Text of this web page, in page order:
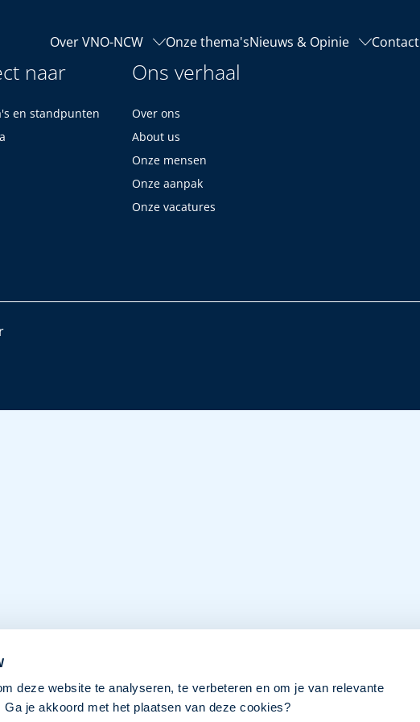
deze website te analyseren, te verbeteren en om je van relevante
Ga je akkoord met het plaatsen van deze cookies?
Over VNO-NCW Onze thema'sNieuws & Opinie Contact
naar
en standpunten
Ons verhaal
Over ons
About us
Onze mensen
Onze aanpak
Onze vacatures